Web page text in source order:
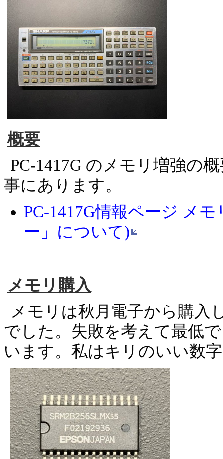
概要
PC-1417G のメモリ増強の
事にあります。
PC-1417G情報ページ メ
ー」について)
メモリ購入
メモリは秋月電子から購入
でした。失敗を考えて最低
います。私はキリのいい数